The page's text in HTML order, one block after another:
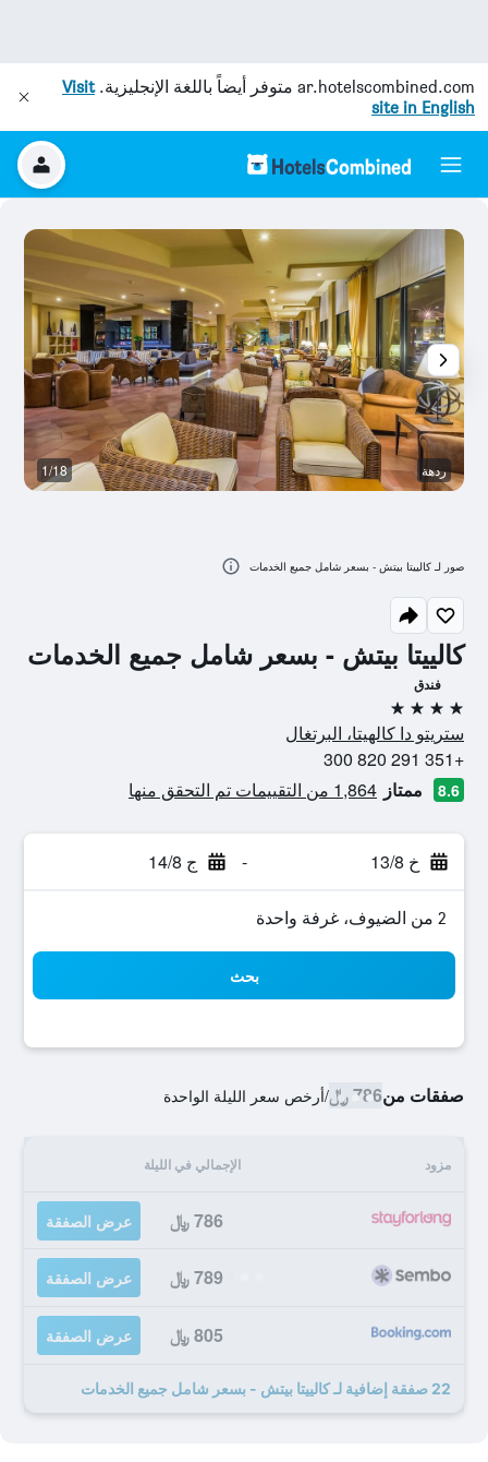
ar.hotelscombined.com متوفر أيضاً باللغة الإنجليزية.Visit
site in English
كالييتا بيتش - بسعر شامل جميع الخدمات
فندق
4 نجوم
ستريتو دا كالهيتا، البرتغال
+351 291 820 300
8.6 ممتاز 1,864 من التقييمات تم التحقق منها
خ 13/8 - ج 14/8
2 من الضيوف، غرفة واحدة
بحث
صفقات من786 ﷼ /أرخص سعر الليلة الواحدة
مزود الإجمالي في الليلة
786 ﷼ عرض الصفقة
789 ﷼ عرض الصفقة
805 ﷼ عرض الصفقة
22 صفقة إضافية لـ كالييتا بيتش - بسعر شامل جميع الخدمات
ردهة 1/18
صور لـ كالييتا بيتش - بسعر شامل جميع الخدمات